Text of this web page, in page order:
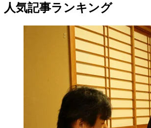
人気記事ランキング